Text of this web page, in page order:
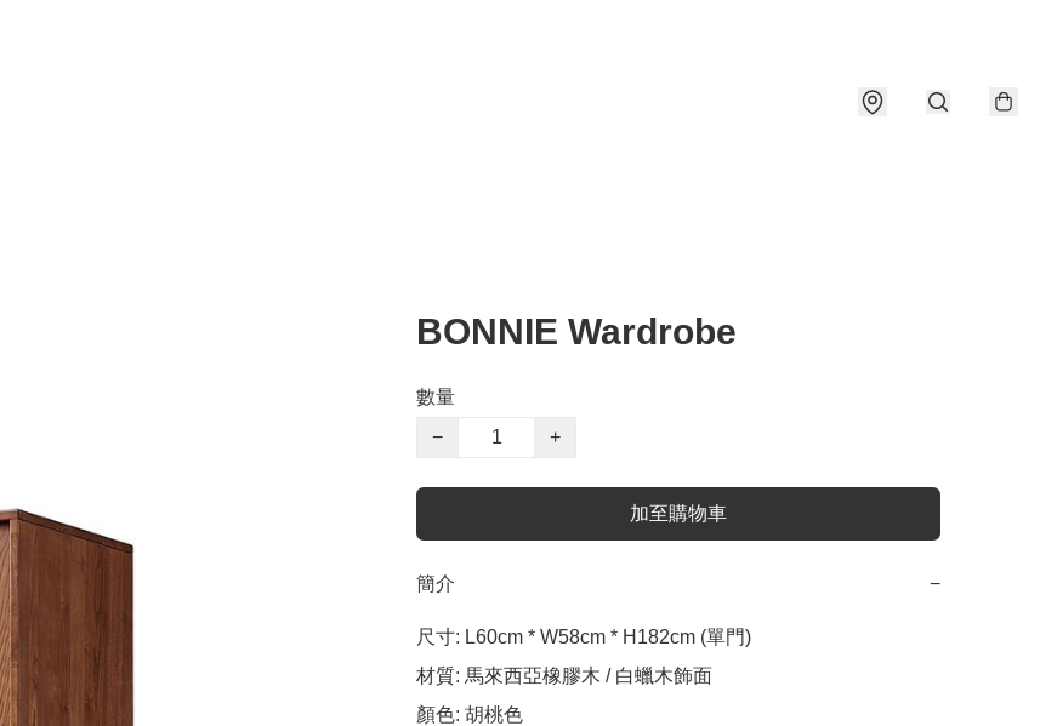
BONNIE Wardrobe
數量
−
+
加至購物車
簡介 −
尺寸: L60cm * W58cm * H182cm (單門)
材質: 馬來西亞橡膠木 / 白蠟木飾面
顏色: 胡桃色